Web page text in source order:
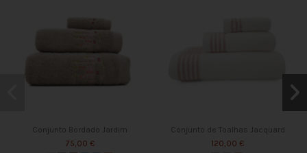
Conjunto Bordado Jardim
75,00 €
Conjunto de Toalhas Jacquard
120,00 €